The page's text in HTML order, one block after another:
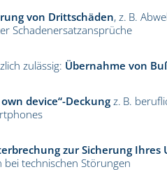
von Drittschäden, z. B.
Schadenersatzansprüche
zulässig: Übernahme von
device“-Deckungz. B.
zur Sicherung Ihres
bei technischen Störungen